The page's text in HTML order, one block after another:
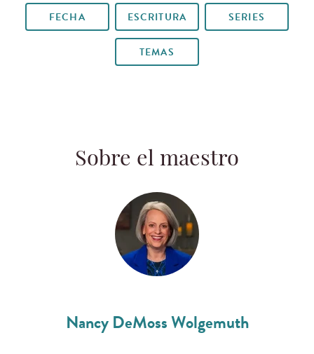
FECHA ESCRITURA SERIES
TEMAS
Sobre el maestro
Nancy DeMoss Wolgemuth